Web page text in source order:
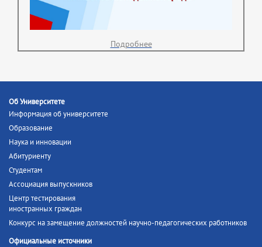
Подробнее
Об Университете
Информация об университете
Образование
Наука и инновации
Абитуриенту
Студентам
Ассоциация выпускников
Центр тестирования
иностранных граждан
Конкурс на замещение должностей научно-педагогических работников
Официальные источники